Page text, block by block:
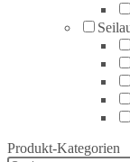
Produkt-Kategorien